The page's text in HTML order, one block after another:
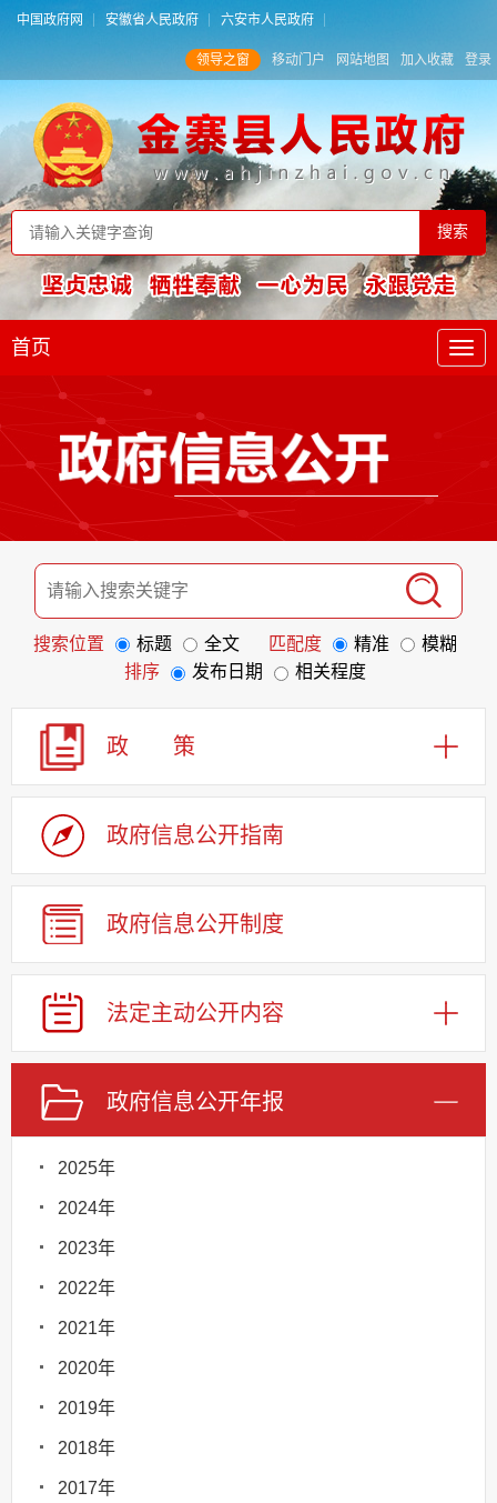
中国政府网 安徽省人民政府 六安市人民政府
领导之窗 移动门户 网站地图 加入收藏 登录
首页
搜索位置 标题 全文 匹配度 精准
模糊
排序
发布日期 相关程度
政 策
政府信息公开指南
政府信息公开制度
法定主动公开内容
政府信息公开年报
2025年
2024年
2023年
2022年
2021年
2020年
2019年
2018年
2017年